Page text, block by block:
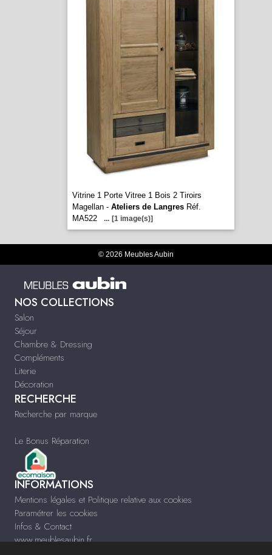
Vitrine 1 Porte Vitree 1 Bois 2 Tiroirs
Magellan - Ateliers de LangresRéf.
MA522
... [1 image(s)]
© 2026 Meubles Aubin
NOS COLLECTIONS
Salon
Séjour
Chambre & Dressing
Compléments
Literie
Décoration
RECHERCHE
Recherche par marque
Le Bonus Réparation
INFORMATIONS
Mentions légales et Politique relative aux cookies
Paramétrer les cookies
Infos & Contact
www.meublesaubin.fr